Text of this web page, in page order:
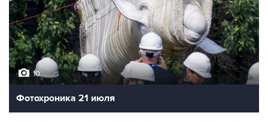
10
Фотохроника 21 июля